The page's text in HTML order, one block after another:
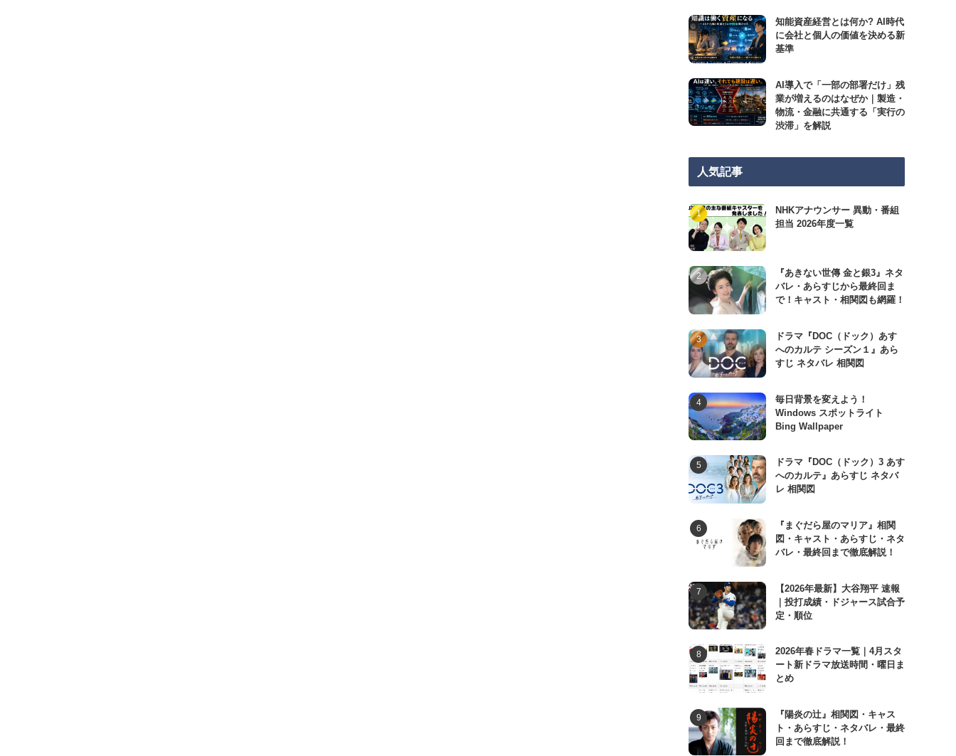
知能資産経営とは何か? AI時代
に会社と個人の価値を決める新
基準
AI導入で「一部の部署だけ」残
業が増えるのはなぜか｜製造・
物流・金融に共通する「実行の
渋滞」を解説
人気記事
NHKアナウンサー 異動・番組
担当 2026年度一覧
『あきない世傳 金と銀3』ネタ
バレ・あらすじから最終回ま
で！キャスト・相関図も網羅！
ドラマ『DOC（ドック）あす
へのカルテ シーズン１』あら
すじ ネタバレ 相関図
毎日背景を変えよう！
Windows スポットライト
Bing Wallpaper
ドラマ『DOC（ドック）3 あす
へのカルテ』あらすじ ネタバ
レ 相関図
『まぐだら屋のマリア』相関
図・キャスト・あらすじ・ネタ
バレ・最終回まで徹底解説！
【2026年最新】大谷翔平 速報
｜投打成績・ドジャース試合予
定・順位
2026年春ドラマ一覧｜4月スタ
ート新ドラマ放送時間・曜日ま
とめ
『陽炎の辻』相関図・キャス
ト・あらすじ・ネタバレ・最終
回まで徹底解説！